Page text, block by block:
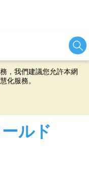
網站服務，並有助於為
表示您同意我們的
，我們建議您允許本網
化服務。
ルド